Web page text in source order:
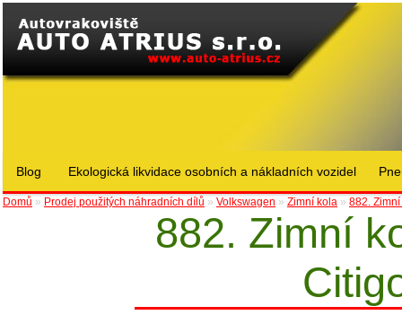
Blog Ekologická likvidace osobních a nákladních vozidel
Domů » Prodej použitých náhradních dílů » Volkswagen » Zimní kola » 882.
882. Zimní